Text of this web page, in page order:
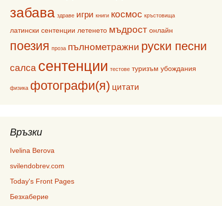
забава здраве игри книги космос кръстовища
латински сентенции летенето мъдрост онлайн
поезия проза пълнометражни руски песни
салса сентенции тестове туризъм убождания
физика фотографи(я) цитати
Връзки
Ivelina Berova
svilendobrev.com
Today's Front Pages
Безхаберие